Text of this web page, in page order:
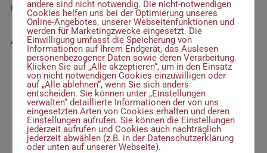
mobil in ihren Heimatorten auf.
Anforderungen
Hochschulabschluss (zwingend) in sozialer Arbeit,
Psychologie, Pädagogik oder Soziologie
alternativ: Abschluss als staatlich anerkannte/r
Erzieher/in und mindestens 3-jährige Erfahrung in
gleicher Tätigkeit
eintragsfreies erweitertes Führungszeugnis
andere sind nicht notwendig. Die nicht-notwendigen
Cookies helfen uns bei der Optimierung unseres
Online-Angebotes, unserer Webseitenfunktionen und
werden für Marketingzwecke eingesetzt. Die
Einwilligung umfasst die Speicherung von
Informationen auf Ihrem Endgerät, das Auslesen
personenbezogener Daten sowie deren Verarbeitung.
Klicken Sie auf „Alle akzeptieren“, um in den Einsatz
von nicht notwendigen Cookies einzuwilligen oder
auf „Alle ablehnen“, wenn Sie sich anders
entscheiden. Sie können unter „Einstellungen
verwalten“ detaillierte Informationen der von uns
eingesetzten Arten von Cookies erhalten und deren
Einstellungen aufrufen. Sie können die Einstellungen
jederzeit aufrufen und Cookies auch nachträglich
jederzeit abwählen (z.B. in der Datenschutzerklärung
oder unten auf unserer Webseite).